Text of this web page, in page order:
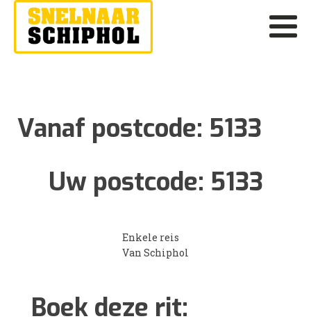
Vanaf postcode: 5133
Uw postcode: 5133
Enkele reis
Van Schiphol
Boek deze rit: